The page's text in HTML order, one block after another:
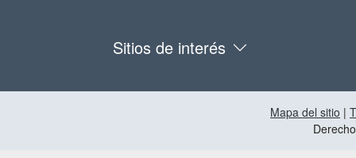
Sitios de interés
Mapa del sitio |